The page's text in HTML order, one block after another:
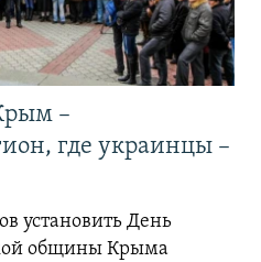
–
где украинцы –
установить День
общины Крыма